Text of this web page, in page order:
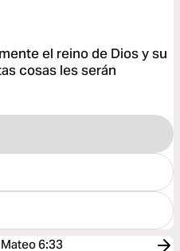
el reino de Dios y su
cosas les serán
Mateo 6:33